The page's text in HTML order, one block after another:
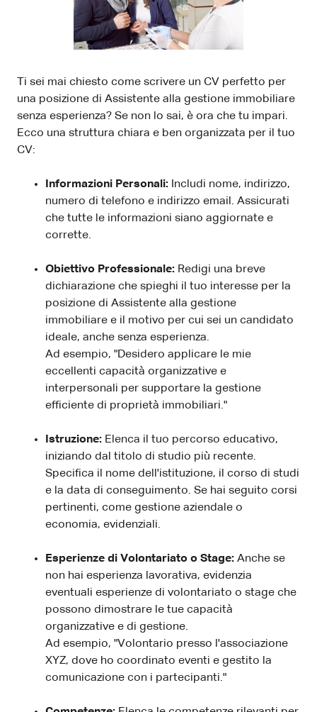
Ti sei mai chiesto come scrivere un CV perfetto per
una posizione di Assistente alla gestione immobiliare
senza esperienza? Se non lo sai, è ora che tu impari.
Ecco una struttura chiara e ben organizzata per il tuo
CV:
Informazioni Personali: Includi nome, indirizzo,
numero di telefono e indirizzo email. Assicurati
che tutte le informazioni siano aggiornate e
corrette.
Obiettivo Professionale: Redigi una breve
dichiarazione che spieghi il tuo interesse per la
posizione di Assistente alla gestione
immobiliare e il motivo per cui sei un candidato
ideale, anche senza esperienza.
Ad esempio, "Desidero applicare le mie
eccellenti capacità organizzative e
interpersonali per supportare la gestione
efficiente di proprietà immobiliari."
Istruzione: Elenca il tuo percorso educativo,
iniziando dal titolo di studio più recente.
Specifica il nome dell'istituzione, il corso di studi
e la data di conseguimento. Se hai seguito corsi
pertinenti, come gestione aziendale o
economia, evidenziali.
Esperienze di Volontariato o Stage: Anche se
non hai esperienza lavorativa, evidenzia
eventuali esperienze di volontariato o stage che
possono dimostrare le tue capacità
organizzative e di gestione.
Ad esempio, "Volontario presso l'associazione
XYZ, dove ho coordinato eventi e gestito la
comunicazione con i partecipanti."